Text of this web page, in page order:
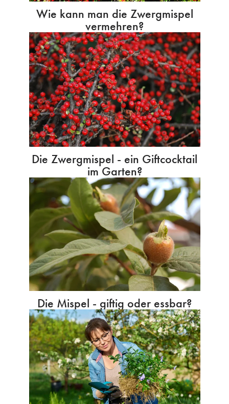
Wie kann man die Zwergmispel
vermehren?
Die Zwergmispel - ein Giftcocktail
im Garten?
Die Mispel - giftig oder essbar?